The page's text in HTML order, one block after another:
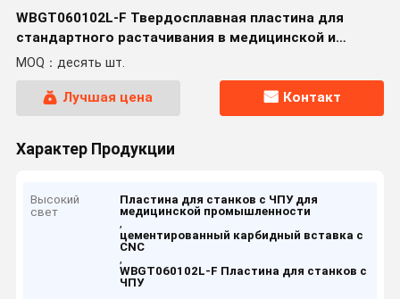
WBGT060102L-F Твердосплавная пластина для
стандартного растачивания в медицинской и
других отраслях
MOQ：десять шт.
Лучшая цена Контакт
Характер Продукции
Высокий
свет
Пластина для станков с ЧПУ для
медицинской промышленности
,
цементированный карбидный вставка с
CNC
,
WBGT060102L-F Пластина для станков с
ЧПУ